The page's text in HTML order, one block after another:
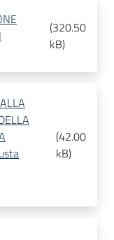
(320.50
kB)
(42.00
kB)